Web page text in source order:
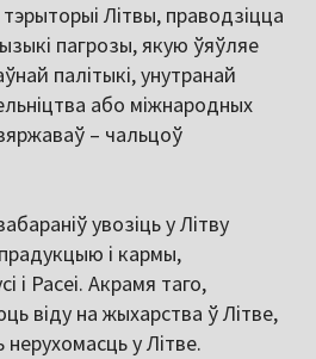
Літвы, праводзіцца
пагрозы, якую ўяўляе
палітыкі, унутранай
або міжнародных
– чальцоў
увозіць у Літву
і кармы,
і Расеі. Акрамя таго,
віду на жыхарства ў Літве,
у Літве.